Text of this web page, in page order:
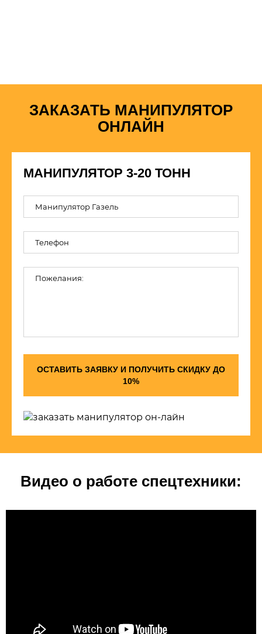
ЗАКАЗАТЬ МАНИПУЛЯТОР
ОНЛАЙН
МАНИПУЛЯТОР 3-20 ТОНН
ОСТАВИТЬ ЗАЯВКУ И ПОЛУЧИТЬ СКИДКУ ДО
10%
Видео о работе спецтехники: